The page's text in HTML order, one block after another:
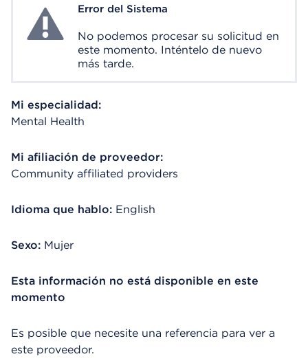
System ErrorError del Sistema
No podemos procesar su solicitud en
este momento. Inténtelo de nuevo
más tarde.
Mi especialidad:
Mental Health
Mi afiliación de proveedor:
Community affiliated providers
Idioma que hablo: English
Sexo: Mujer
Esta información no está disponible en este
momento
Es posible que necesite una referencia para ver a
este proveedor.